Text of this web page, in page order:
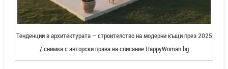
Тенденции в архитектурата – строителство на модерни къщи през 2025
/ снимка с авторски права на списание HappyWoman.bg